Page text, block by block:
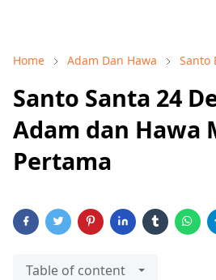
Home Adam Dan Hawa Santo
Santo Santa 24
Adam dan Hawa
Pertama
Table of content